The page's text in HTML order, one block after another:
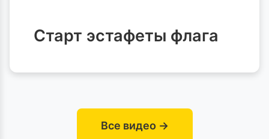
Старт эстафеты флага
Все видео →